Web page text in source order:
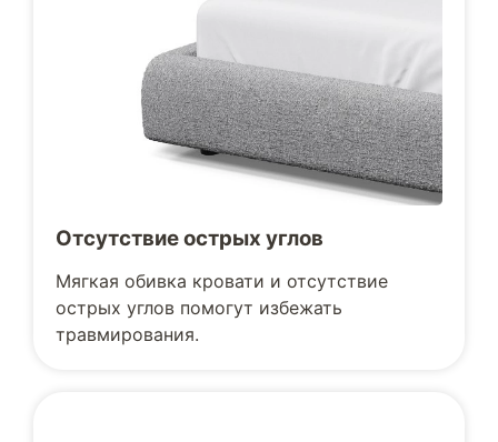
Отсутствие острых углов
Мягкая обивка кровати и отсутствие
острых углов помогут избежать
травмирования.